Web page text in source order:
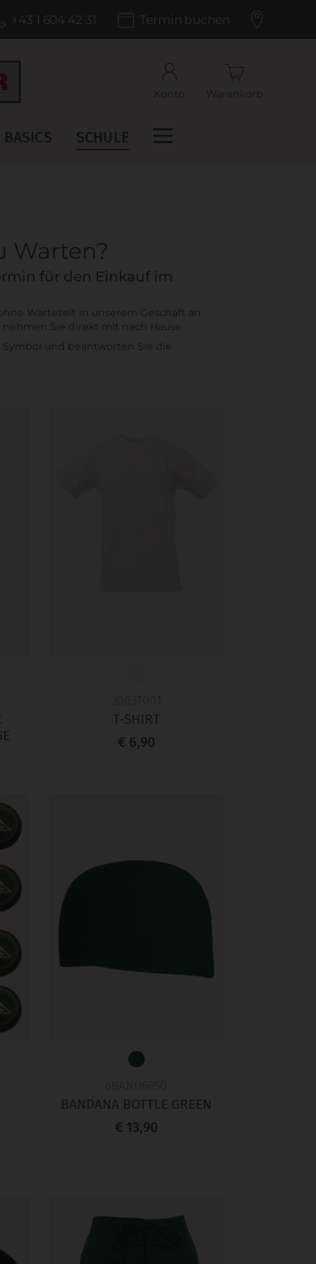
+43 1 604 42 31 Termin buchen
Konto
Warenkorb
BASICS SCHULE
Warten?
für den Einkauf im
Wartezeit in unserem Geschäft an.
Sie direkt mit nach Hause
Symbol und beantworten Sie die
T-SHIRT
€ 6,90
BANDANA BOTTLE GREEN
€ 13,90